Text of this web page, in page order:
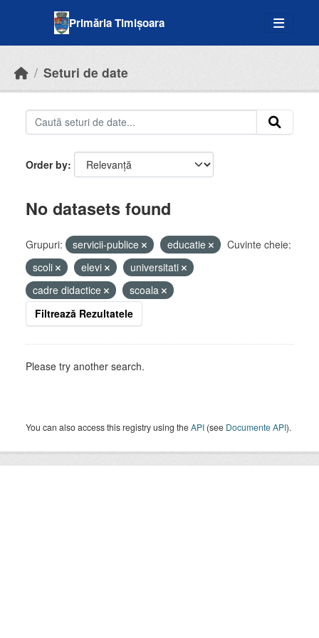
Primăria Timișoara
Seturi de date
Order by
No datasets found
Grupuri: servicii-publice educatie
Cuvinte cheie:
scoli
elevi
universitati
cadre didactice
scoala
Filtrează Rezultatele
Please try another search.
You can also access this registry using theAPI (see Documente API).